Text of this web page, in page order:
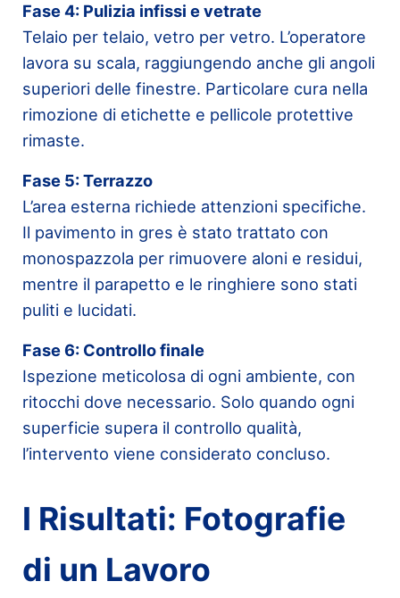
Fase 4: Pulizia infissi e vetrate
Telaio per telaio, vetro per vetro. L’operatore
lavora su scala, raggiungendo anche gli angoli
superiori delle finestre. Particolare cura nella
rimozione di etichette e pellicole protettive
rimaste.
Fase 5: Terrazzo
L’area esterna richiede attenzioni specifiche.
Il pavimento in gres è stato trattato con
monospazzola per rimuovere aloni e residui,
mentre il parapetto e le ringhiere sono stati
puliti e lucidati.
Fase 6: Controllo finale
Ispezione meticolosa di ogni ambiente, con
ritocchi dove necessario. Solo quando ogni
superficie supera il controllo qualità,
l’intervento viene considerato concluso.
I Risultati: Fotografie
di un Lavoro